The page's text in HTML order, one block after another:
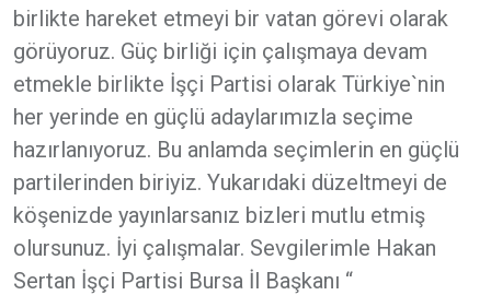
birlikte hareket etmeyi bir vatan görevi olarak
görüyoruz. Güç birliği için çalışmaya devam
etmekle birlikte İşçi Partisi olarak Türkiye`nin
her yerinde en güçlü adaylarımızla seçime
hazırlanıyoruz. Bu anlamda seçimlerin en güçlü
partilerinden biriyiz. Yukarıdaki düzeltmeyi de
köşenizde yayınlarsanız bizleri mutlu etmiş
olursunuz. İyi çalışmalar. Sevgilerimle Hakan
Sertan İşçi Partisi Bursa İl Başkanı “